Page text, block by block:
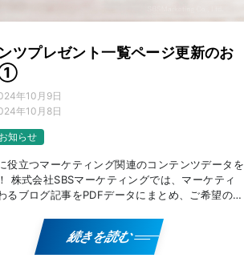
ツプレゼント一覧ページ更新のお
①
年10月9日
年10月8日
お知らせ
役立つマーケティング関連のコンテンツデータを
株式会社SBSマーケティングでは、マーケティ
るブログ記事をPDFデータにまとめ、ご希望の
続きを読む